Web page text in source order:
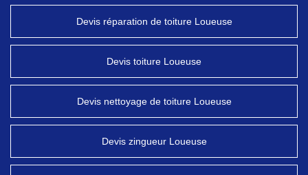
Devis réparation de toiture Loueuse
Devis toiture Loueuse
Devis nettoyage de toiture Loueuse
Devis zingueur Loueuse